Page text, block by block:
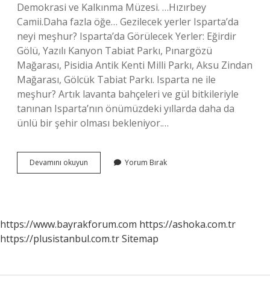
Demokrasi ve Kalkınma Müzesi. …Hızırbey
Camii.Daha fazla öğe… Gezilecek yerler Isparta’da
neyi meşhur? Isparta’da Görülecek Yerler: Eğirdir
Gölü, Yazılı Kanyon Tabiat Parkı, Pınargözü
Mağarası, Pisidia Antik Kenti Milli Parkı, Aksu Zindan
Mağarası, Gölcük Tabiat Parkı. Isparta ne ile
meşhur? Artık lavanta bahçeleri ve gül bitkileriyle
tanınan Isparta’nın önümüzdeki yıllarda daha da
ünlü bir şehir olması bekleniyor.…
Devamını okuyun Ispartada
Nere
Yorum Bırak
https://www.bayrakforum.com https://ashoka.com.tr
https://plusistanbul.com.trSitemap